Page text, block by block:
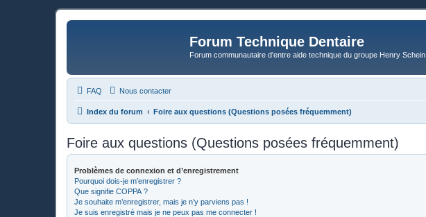
Forum Technique Dentaire
Forum communautaire d'entre aide technique du groupe Henry Schein
FAQ Nous contacter
Index du forum Foire aux questions (Questions posées fréquemment)
Foire aux questions (Questions posées fréquemment)
Problèmes de connexion et d’enregistrement
Pourquoi dois-je m’enregistrer ?
Que signifie COPPA ?
Je souhaite m’enregistrer, mais je n’y parviens pas !
Je suis enregistré mais je ne peux pas me connecter !